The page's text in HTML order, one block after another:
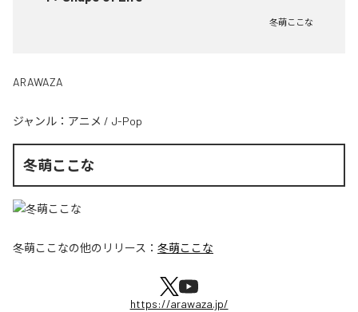
冬萌ここな
ARAWAZA
ジャンル： アニメ / J-Pop
冬萌ここな
冬萌ここなの他のリリース： 冬萌ここな
https://arawaza.jp/